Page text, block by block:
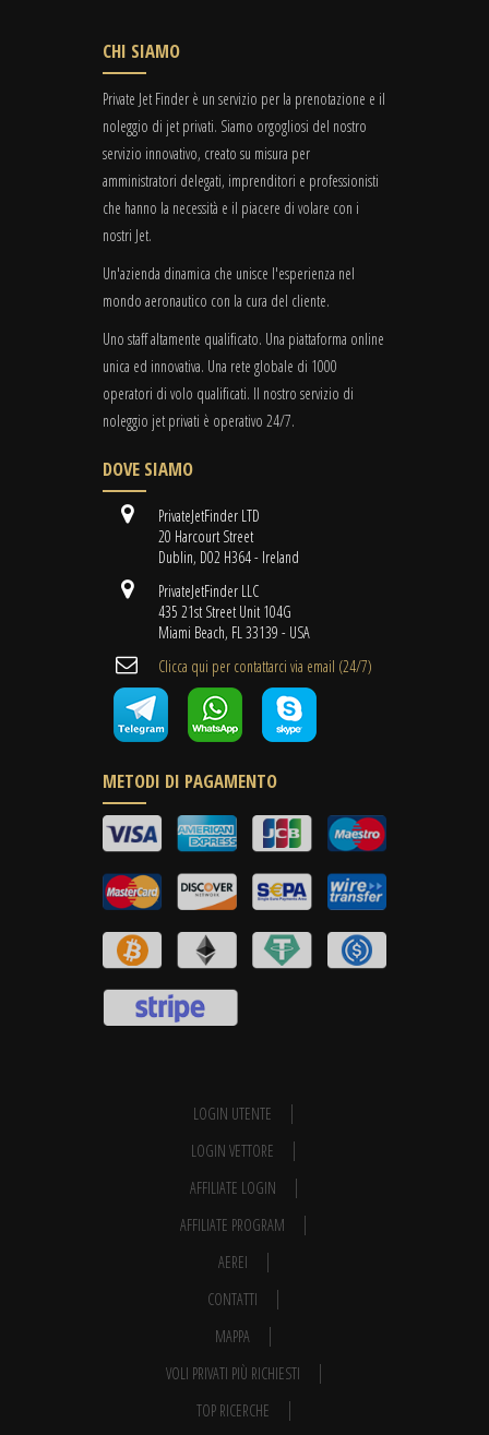
CHI SIAMO
Private Jet Finder è un servizio per la prenotazione e il
noleggio di jet privati. Siamo orgogliosi del nostro
servizio innovativo, creato su misura per
amministratori delegati, imprenditori e professionisti
che hanno la necessità e il piacere di volare con i
nostri Jet.
Un'azienda dinamica che unisce l'esperienza nel
mondo aeronautico con la cura del cliente.
Uno staff altamente qualificato. Una piattaforma online
unica ed innovativa. Una rete globale di 1000
operatori di volo qualificati. Il nostro servizio di
noleggio jet privati è operativo 24/7.
DOVE SIAMO
PrivateJetFinder LTD
20 Harcourt Street
Dublin, D02 H364 - Ireland
PrivateJetFinder LLC
435 21st Street Unit 104G
Miami Beach, FL 33139 - USA
Clicca qui per contattarci via email (24/7)
METODI DI PAGAMENTO
LOGIN UTENTE
LOGIN VETTORE
AFFILIATE LOGIN
AFFILIATE PROGRAM
AEREI
CONTATTI
MAPPA
VOLI PRIVATI PIÙ RICHIESTI
TOP RICERCHE